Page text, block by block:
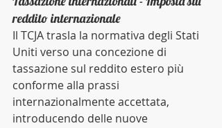
reddito internazionale
Il TCJA trasla la normativa degli Stati
Uniti verso una concezione di
tassazione sul reddito estero più
conforme alla prassi
internazionalmente accettata,
introducendo delle nuove